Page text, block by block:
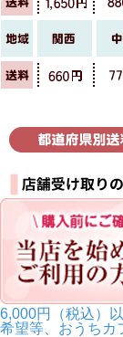
6,000円（税込）
希望等、おうちカ